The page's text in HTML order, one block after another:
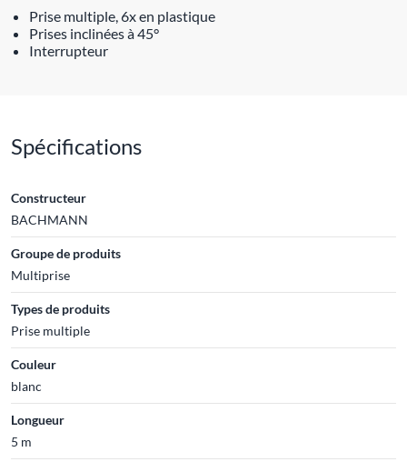
Prise multiple, 6x en plastique
Prises inclinées à 45°
Interrupteur
Spécifications
Constructeur
BACHMANN
Groupe de produits
Multiprise
Types de produits
Prise multiple
Couleur
blanc
Longueur
5 m